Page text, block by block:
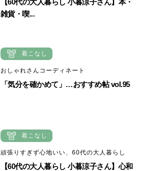
【60代の大人暮らし 小暮涼子さん】本・
雑貨・喫...
着こなし
おしゃれさんコーディネート
「気分を確かめて」…おすすめ帖 vol.95
着こなし
頑張りすぎず心地いい、60代の大人暮らし
【60代の大人暮らし 小暮涼子さん】心和